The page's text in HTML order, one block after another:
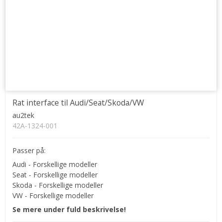
Rat interface til Audi/Seat/Skoda/VW
au2tek
42A-1324-001
Passer på:
Audi - Forskellige modeller
Seat - Forskellige modeller
Skoda - Forskellige modeller
VW - Forskellige modeller
Se mere under fuld beskrivelse!